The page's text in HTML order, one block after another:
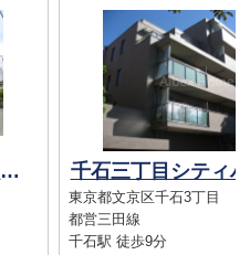
パシフィック文京マンション 千石三丁目シティ
東京都文京区千石3丁目
都営三田線
千石駅 徒歩9分